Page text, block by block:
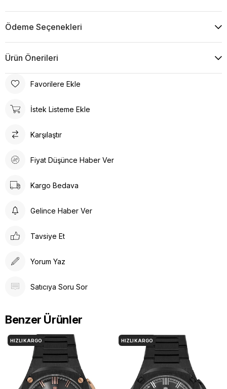
Ödeme Seçenekleri
Ürün Önerileri
Favorilere Ekle
İstek Listeme Ekle
Karşılaştır
Fiyat Düşünce Haber Ver
Kargo Bedava
Gelince Haber Ver
Tavsiye Et
Yorum Yaz
Satıcıya Soru Sor
Benzer Ürünler
HIZLI KARGO HIZLI KARGO